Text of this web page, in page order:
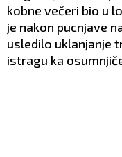
kobne večeri bio u
je nakon pucnjave
usledilo uklanjanje
istragu ka